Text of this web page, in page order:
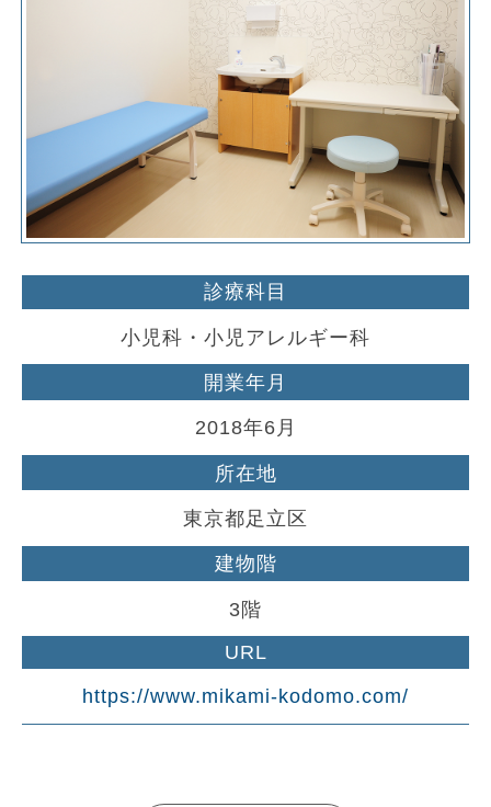
診療科目
小児科・小児アレルギー科
開業年月
2018年6月
所在地
東京都足立区
建物階
3階
URL
https://www.mikami-kodomo.com/